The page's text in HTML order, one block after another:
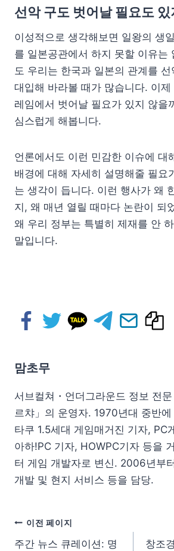
선악 구도 벗어날 필요도
이성적으로 생각해보면 일왕의 생
를 일본공관에서 하지 못할 이유는
도 우리는 한국과 일본의 관계를
대입해 바라볼 때가 많습니다. 이
레임에서 벗어날 필요가 있지 않을
심스럽게 해봅니다.
언론에서도 이런 민감한 이슈에 대
배경에 대해 자세히 설명해줄 필요
는 생각이 듭니다. 이런 행사가 왜
지, 왜 매년 열릴 때마다 논란이 되
왜 우리 정부는 특별히 제재를 안
말입니다.
맘초무
서브컬쳐・언더그라운드 정보 전
르챠」의 운영자. 1970년대 중반
타쿠 1.5세대 게임매거진 기자, PC
아하!PC 기자, HOWPC기자 등을
터 게임 개발자로 변신. 2006년부
개발 및 현지 서비스 등을 담당.
이전 페이지
주간 뉴스 큐레이션: 명
창조